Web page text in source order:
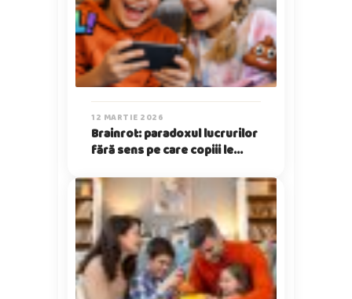
12 MARTIE 2026
Brainrot: paradoxul lucrurilor
fără sens pe care copiii le